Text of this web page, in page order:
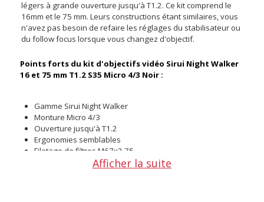
légers à grande ouverture jusqu'à T1.2. Ce kit comprend le
16mm et le 75 mm. Leurs constructions étant similaires, vous
n'avez pas besoin de refaire les réglages du stabilisateur ou
du follow focus lorsque vous changez d'objectif.
Points forts du kit d'objectifs vidéo Sirui Night Walker
16 et 75 mm T1.2 S35 Micro 4/3 Noir :
Gamme Sirui Night Walker
Monture Micro 4/3
Ouverture jusqu'à T1.2
Ergonomies semblables
Filetage de filtres M67x2,75
Mise au point rapprochéeAfficher la suite